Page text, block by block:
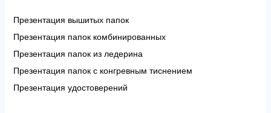
Презентация вышитых папок
Презентация папок комбинированных
Презентация папок из ледерина
Презентация папок с конгревным тиснением
Презентация удостоверений